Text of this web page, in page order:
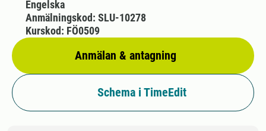
Engelska
Anmälan & antagning
Anmälningskod: SLU-10278
Kurskod: FÖ0509
Schema i TimeEdit